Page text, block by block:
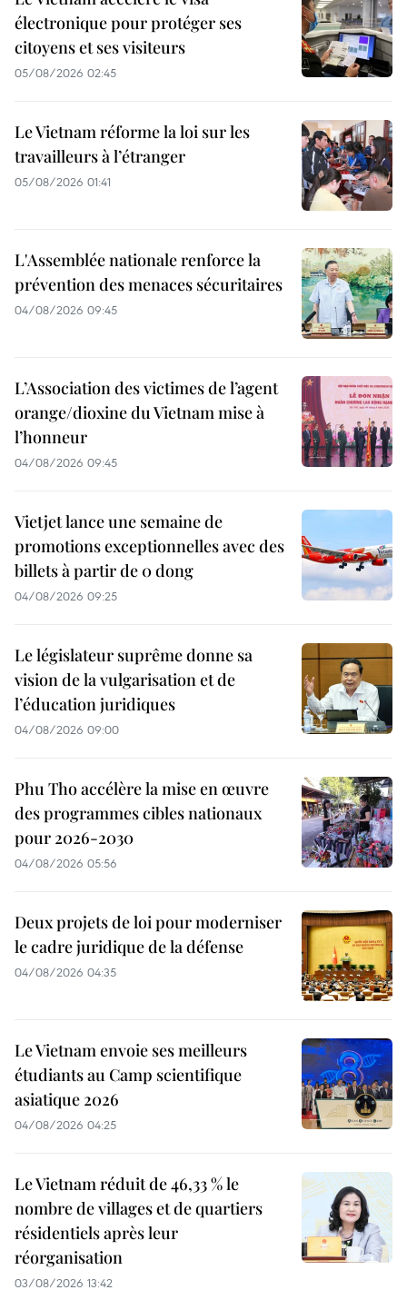
électronique pour protéger ses
citoyens et ses visiteurs
05/08/2026 02:45
Le Vietnam réforme la loi sur les
travailleurs à l’étranger
05/08/2026 01:41
L'Assemblée nationale renforce la
prévention des menaces sécuritaires
04/08/2026 09:45
L’Association des victimes de l’agent
orange/dioxine du Vietnam mise à
l’honneur
04/08/2026 09:45
Vietjet lance une semaine de
promotions exceptionnelles avec des
billets à partir de 0 dong
04/08/2026 09:25
Le législateur suprême donne sa
vision de la vulgarisation et de
l’éducation juridiques
04/08/2026 09:00
Phu Tho accélère la mise en œuvre
des programmes cibles nationaux
pour 2026-2030
04/08/2026 05:56
Deux projets de loi pour moderniser
le cadre juridique de la défense
04/08/2026 04:35
Le Vietnam envoie ses meilleurs
étudiants au Camp scientifique
asiatique 2026
04/08/2026 04:25
Le Vietnam réduit de 46,33 % le
nombre de villages et de quartiers
résidentiels après leur
réorganisation
03/08/2026 13:42